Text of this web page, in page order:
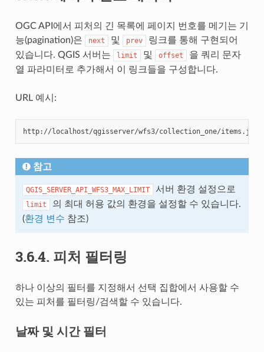
OGC API에서 피처의 긴 목록에 페이지 번호를 메기는 기
능(pagination)은
next 및 prev
링크를 통해 구현되어
있습니다. QGIS 서버는
limit 및 offset
을 쿼리 문자
열 파라미터로 추가해서 이 링크들을 구성합니다.
URL 예시:
http://localhost/qgisserver/wfs3/collection_one/
참고
QGIS_SERVER_API_WFS3_MAX_LIMIT 서버 환경 설정으로
limit
의 최대 허용 값의 환경을 설정할 수 있습니다.
(환경 변수 참조)
3.6.4. 피처 필터링
하나 이상의 필터를 지정해서 선택 집합에서 사용할 수
있는 피처를 필터링/검색할 수 있습니다.
날짜 및 시간 필터